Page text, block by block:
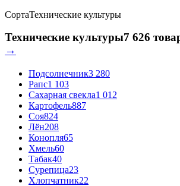
СортаТехнические культуры
Технические культуры7 626
→
Подсолнечник3 280
Рапс1 103
Сахарная свекла1 012
Картофель887
Соя824
Лён208
Конопля65
Хмель60
Табак40
Сурепица23
Хлопчатник22